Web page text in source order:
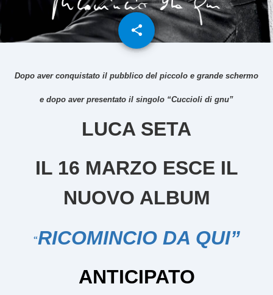
share
email
Dopo aver conquistato il pubblico del piccolo e grande schermo
e dopo aver presentato il singolo “Cuccioli di gnu”
LUCA SETA
IL 16 MARZO ESCE IL
NUOVO ALBUM
“RICOMINCIO DA QUI”
ANTICIPATO